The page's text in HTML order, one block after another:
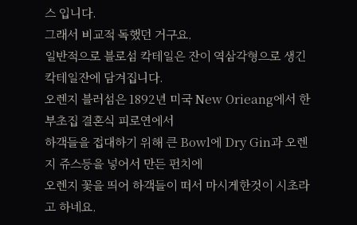
스 입니다.
그래서 비교적 독했던 거구요.
일반적으로 블로섬 칵테일은 잔이 역삼각형으로 생긴
칵테일잔에 담겨집니다.
오렌지 블러섬은 1892년 미국 New Orieang에서 한
부초집 결혼식 피로연에서
하객들을 접대하기 위해 큰 Bowl에 Dry Gin과 오렌
지 쥬스등을 넣어서 만든 펀치에
오렌지 꽃을 띄어 하객들이 떠서 마시게한것이 시초라
고 하네요.